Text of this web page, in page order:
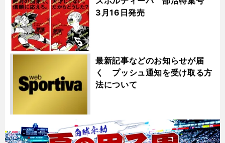
3月16日発売
最新記事などのお知らせが届
く プッシュ通知を受け取る方
法について